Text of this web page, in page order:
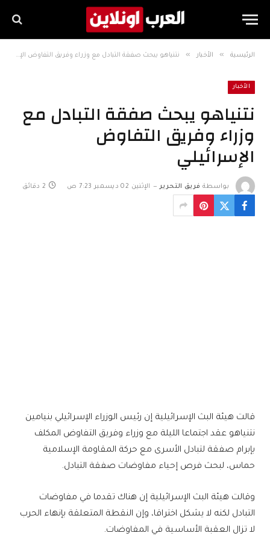
الرئيسية » الأخبار » نتنياهو يبحث صفقة التبادل مع وزراء وفريق التفاوض الإسرائيلي
الأخبار
نتنياهو يبحث صفقة التبادل مع
وزراء وفريق التفاوض
الإسرائيلي
بواسطة فريق التحرير الإثنين 02 ديسمبر 7:23 ص 2 دقائق
قالت هيئة البث الإسرائيلية إن رئيس الوزراء الإسرائيلي بنيامين
نتنياهو عقد اجتماعا الليلة مع وزراء وفريق التفاوض المكلف
بإبرام صفقة لتبادل الأسرى مع حركة المقاومة الإسلامية
حماس، لبحث فرص إحياء مفاوضات صفقة التبادل.
وقالت هيئة البث الإسرائيلية إن هناك تقدما في مفاوضات
التبادل لكنه لا يشكل اختراقا، وإن النقطة المتعلقة بإنهاء الحرب
لا تزال العقبة الأساسية في المفاوضات.